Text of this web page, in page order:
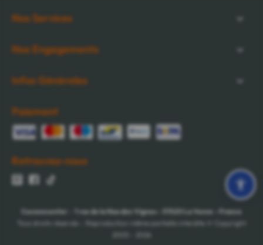
Nos Services
Nos Engagements
Infos Générales
Paiement
Retrouvez-nous
Cocooncenter 1 rue de la Nau des Vignes La Veuve
France
Tous droits réservés - Reproduction même partielle interdite © Copyright